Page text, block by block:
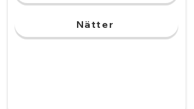
Nätter